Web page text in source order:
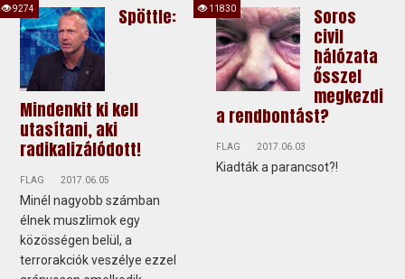
Spöttle:
Mindenkit ki kell
utasítani, aki
radikalizálódott!
FLAG 2017.06.05
Minél nagyobb számban
élnek muszlimok egy
közösségen belül, a
terrorakciók veszélye ezzel
9274
Soros
civil
hálózata
ősszel
megkezdi
a rendbontást?
FLAG 2017.06.03
Kiadták a parancsot?!
11830